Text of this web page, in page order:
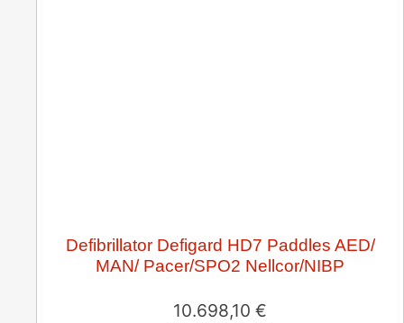
Defibrillator Defigard HD7 Paddles AED/
MAN/ Pacer/SPO2 Nellcor/NIBP
10.698,10 €